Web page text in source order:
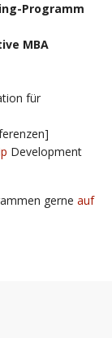
Programm
MBA
für
Development
gerne auf